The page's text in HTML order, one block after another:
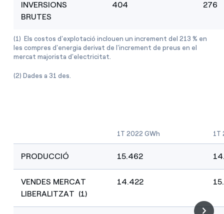
INVERSIONS
BRUTES
404 276
(1) Els costos d'explotació inclouen un increment del 213 % en
les compres d'energia derivat de l'increment de preus en el
mercat majorista d'electricitat.
(2) Dades a 31 des.
1T 2022 GWh 1T
PRODUCCIÓ 15.462
VENDES MERCAT
LIBERALITZAT (1)
14.422